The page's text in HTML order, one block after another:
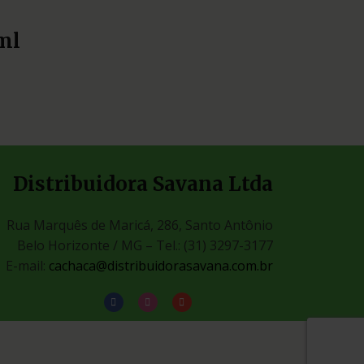
Distribuidora Savana Ltda
Rua Marquês de Maricá, 286, Santo Antônio
Belo Horizonte / MG – Tel.: (31) 3297-3177
E-mail: cachaca@distribuidorasavana.com.br